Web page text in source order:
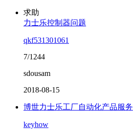
求助
力士乐控制器问题
qkf531301061
7/1244
sdousam
2018-08-15
博世力士乐工厂自动化产品服务
keyhow